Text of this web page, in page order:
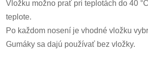
Vložku možno prať pri teplotách do 40
teplote.
Po každom nosení je vhodné vložku
Gumáky sa dajú používať bez vložky.